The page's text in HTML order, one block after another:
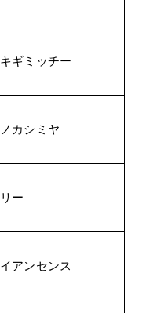
ギミッチー
カシミヤ
ー
アンセンス